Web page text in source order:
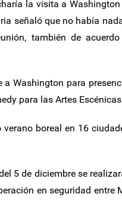
la visita a
señaló que no había
también de
Washington para
para las Artes
boreal en 16
5 de diciembre se
en seguridad entre